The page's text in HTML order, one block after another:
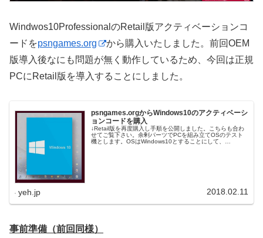
Windwos10ProfessionalのRetail版アクティベーションコ
ードをpsngames.org
から購入いたしました。前回OEM
版導入後なにも問題が無く動作しているため、今回は正規
PCにRetail版を導入することにしました。
psngames.orgからWindows10のアクティベーシ
ョンコードを購入
↓Retail版を再度購入し手順を公開しました。こちらも合わ
せてご覧下さい。余剰パーツでPCを組み立てOSのテスト
機とします。OSはWindows10とすることにして、
yeh.jp 2018.02.11
事前準備（前回同様）